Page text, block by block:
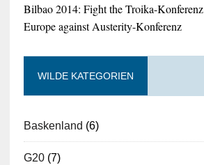
Bilbao 2014: Fight the Troika-Konferenz
Europe against Austerity-Konferenz
WILDE KATEGORIEN
Baskenland (6)
G20(7)